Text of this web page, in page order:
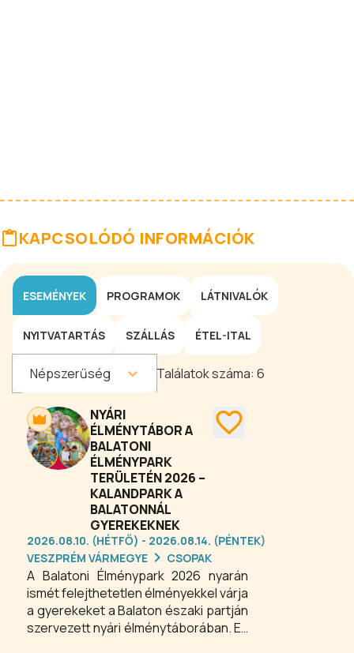
KAPCSOLÓDÓ INFORMÁCIÓK
ESEMÉNYEK PROGRAMOK LÁTNIVALÓK
NYITVATARTÁS SZÁLLÁS ÉTEL-ITAL
Népszerűség Találatok száma: 6
NYÁRI
ÉLMÉNYTÁBOR A
BALATONI
ÉLMÉNYPARK
TERÜLETÉN 2026 –
KALANDPARK A
BALATONNÁL
GYEREKEKNEK
2026.08.10. (HÉTFŐ) - 2026.08.14. (PÉNTEK)
VESZPRÉM VÁRMEGYE
CSOPAK
A Balatoni Élménypark 2026 nyarán
ismét felejthetetlen élményekkel várja
a gyerekeket a Balaton északi partján
szervezett nyári élménytáborában. Ez